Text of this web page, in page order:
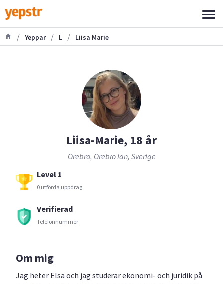
/ Yeppar / L / Liisa Marie
Liisa-Marie, 18 år
Örebro, Örebro län, Sverige
Level 1
0 utförda uppdrag
Verifierad
Telefonnummer
Om mig
Jag heter Elsa och jag studerar ekonomi- och juridik på